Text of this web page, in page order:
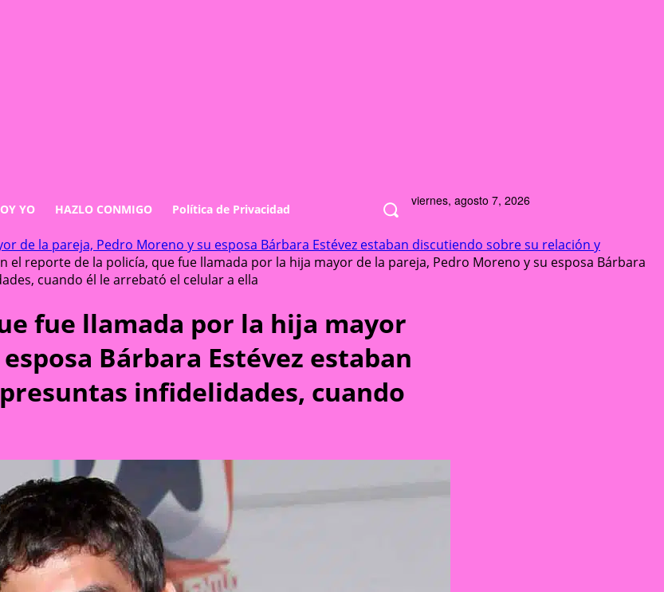
viernes, agosto 7, 2026
YO HAZLO CONMIGO Política de Privacidad
de la pareja, Pedro Moreno y su esposa Bárbara Estévez estaban discutiendo sobre su relación y
el reporte de la policía, que fue llamada por la hija mayor de la pareja, Pedro Moreno y su esposa Bárbara
cuando él le arrebató el celular a ella
fue llamada por la hija mayor
Bárbara Estévez estaban
infidelidades, cuando